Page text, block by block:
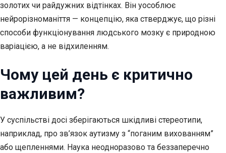
золотих чи райдужних відтінках. Він уособлює
нейрорізноманіття — концепцію, яка стверджує, що різні
способи функціонування людського мозку є природною
варіацією, а не відхиленням.
Чому цей день є критично
важливим?
У суспільстві досі зберігаються шкідливі стереотипи,
наприклад, про зв’язок аутизму з “поганим вихованням”
або щепленнями. Наука неодноразово та беззаперечно